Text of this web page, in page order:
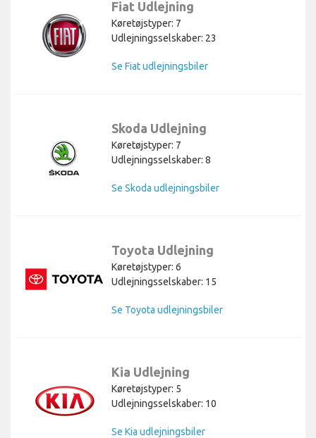
Fiat Udlejning
Køretøjstyper: 7
Udlejningsselskaber: 23
Se Fiat udlejningsbiler
Skoda Udlejning
Køretøjstyper: 7
Udlejningsselskaber: 8
Se Skoda udlejningsbiler
Toyota Udlejning
Køretøjstyper: 6
Udlejningsselskaber: 15
Se Toyota udlejningsbiler
Kia Udlejning
Køretøjstyper: 5
Udlejningsselskaber: 10
Se Kia udlejningsbiler